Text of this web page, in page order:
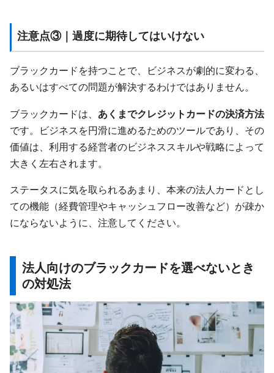
注意点③｜過度に期待してはいけない
ブラックカードを持つことで、ビジネスが劇的に変わる、
あるいはすべての問題が解決するわけではありません。
ブラックカードは、 あくまでクレジットカードの決済方法
です。ビジネスを円滑に進めるためのツールであり、その
価値は、利用する経営者のビジネススキルや戦略によって
大きく左右されます。
ステータスに気を取られるあまり、本来の法人カードとし
ての機能（経費管理やキャッシュフロー改善など）が疎か
にならないように、注意してください。
法人向けのブラックカードを選べないとき
の対処法